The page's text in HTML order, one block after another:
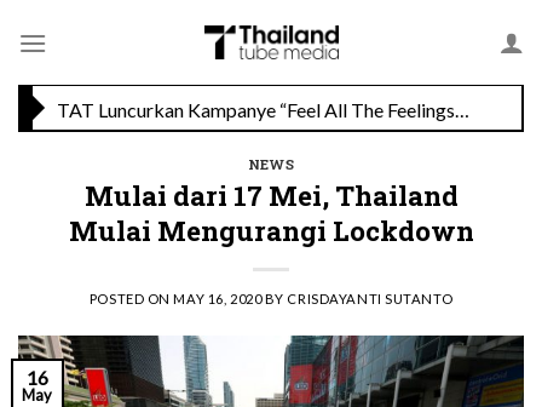
TAT Luncurkan Kampanye “Feel All The Feelings” dengan Lalisa LISA Manobal untuk Promosikan Pariwisata Berkualitas Thailand
NEWS
Mulai dari 17 Mei, Thailand
Mulai Mengurangi Lockdown
POSTED ONMAY 16, 2020 BY CRISDAYANTI SUTANTO
16
May